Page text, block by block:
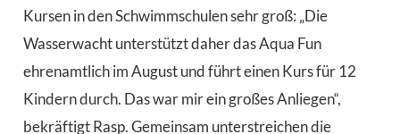
Kursen in den Schwimmschulen sehr groß: „Die
Wasserwacht unterstützt daher das Aqua Fun
ehrenamtlich im August und führt einen Kurs für 12
Kindern durch. Das war mir ein großes Anliegen“,
bekräftigt Rasp. Gemeinsam unterstreichen die